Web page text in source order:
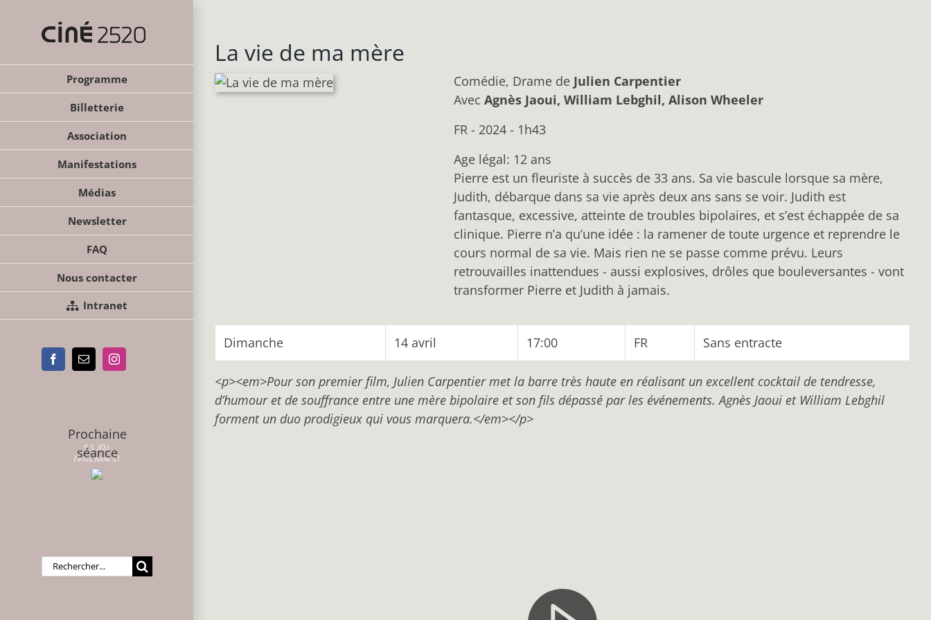
contenu
Programme
Billetterie
Association
Manifestations
Médias
Newsletter
FAQ
Nous contacter
Intranet
FacebookEmail Instagram
Prochaine
séance
LOL 2.0
12 août 20:45
Rechercher:
La vie de ma mère
Comédie, Drame de Julien Carpentier
Avec Agnès Jaoui, William Lebghil, Alison Wheeler
FR - 2024 - 1h43
Age légal: 12 ans
Pierre est un fleuriste à succès de 33 ans. Sa vie bascule lorsque sa mère,
Judith, débarque dans sa vie après deux ans sans se voir. Judith est
fantasque, excessive, atteinte de troubles bipolaires, et s’est échappée de sa
clinique. Pierre n’a qu’une idée : la ramener de toute urgence et reprendre le
cours normal de sa vie. Mais rien ne se passe comme prévu. Leurs
retrouvailles inattendues - aussi explosives, drôles que bouleversantes - vont
transformer Pierre et Judith à jamais.
Dimanche 14 avril 17:00 FR Sans entracte
<p><em>Pour son premier film, Julien Carpentier met la barre très haute en réalisant un excellent cocktail de tendresse,
d’humour et de souffrance entre une mère bipolaire et son fils dépassé par les événements. Agnès Jaoui et William Lebghil
forment un duo prodigieux qui vous marquera.</em></p>